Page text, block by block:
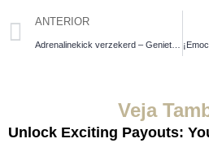
ANTERIOR
Veja
Unlock Exciting Payouts: